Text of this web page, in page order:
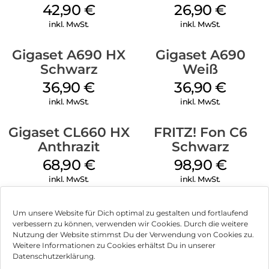
Um unsere Website für Dich optimal zu gestalten und fortlaufend
verbessern zu können, verwenden wir Cookies. Durch die weitere
Nutzung der Website stimmst Du der Verwendung von Cookies zu.
Weitere Informationen zu Cookies erhältst Du in unserer
Datenschutzerklärung.
zwischen Ihren Gigaset Mobilteilen austauschen. Ebenfalls
praktisch: Mit den programmierbaren Kurzwahl-Tasten
ohne langes Tippen. Dank der automatischen Geburtstags-
Erinnerung entgeht Ihnen auch kein Ehrentag mehr. Den
wichtigsten Menschen in Ihrem Leben können Sie auch
eigene VIP-Melodien zuordnen: So hören Sie sofort, wer
COMFORT 500:
Wer hohe Ansprüche stellt, ist beim Gigaset COMFORT 500
genau richtig. Noch richtiger wird dieses schnurlose Telefon
dank seiner Personalisierungsoptionen: Stimmen Sie es auf
Ihre individuellen Wünsche ab! So können Sie unter anderem
dem voreingestellten dunklen Hintergrund, der zum
modernen Design der COMFORT 500 Linie passt, oder einem
kontrastreichen weißen Hintergrund. Beim
Bildschirmschoner stehen eine Analog- oder Digitaluhr zur
Wahl. Dieses Telefon in bewährter Gigaset-Qualität kann sich
Schwarz
42,90 €
inkl. MwSt.
26,90€
inkl. MwSt.
Gigaset A690 HX
Schwarz
36,90€
inkl. MwSt.
Gigaset A690
Weiß
36,90€
inkl. MwSt.
Gigaset CL660 HX
Anthrazit
68,90 €
inkl. MwSt.
FRITZ! Fon C6
Schwarz
98,90 €
inkl. MwSt.
Impressum